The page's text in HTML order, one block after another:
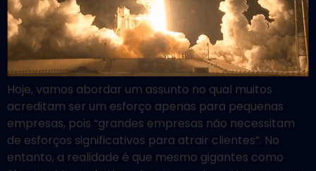
Hoje, vamos abordar um assunto no qual muitos
acreditam ser um esforço apenas para pequenas
empresas, pois “grandes empresas não necessitam
de esforços significativos para atrair clientes”. No
entanto, a realidade é que mesmo gigantes como